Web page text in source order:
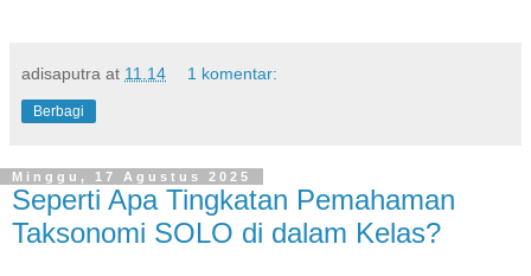
adisaputra at 11.14 1 komentar:
Berbagi
Minggu, 17 Agustus 2025
Seperti Apa Tingkatan Pemahaman
Taksonomi SOLO di dalam Kelas?